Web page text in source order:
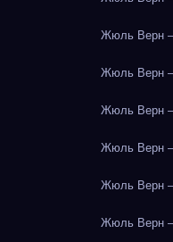
Жюль Верн
Жюль Верн
Жюль Верн
Жюль Верн
Жюль Верн
Жюль Верн